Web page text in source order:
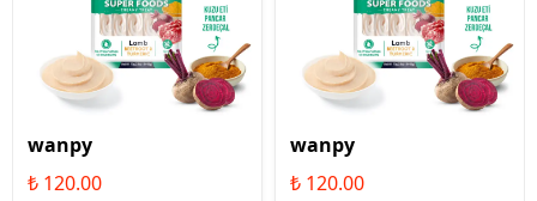
wanpy
₺ 120.00
wanpy
₺ 120.00